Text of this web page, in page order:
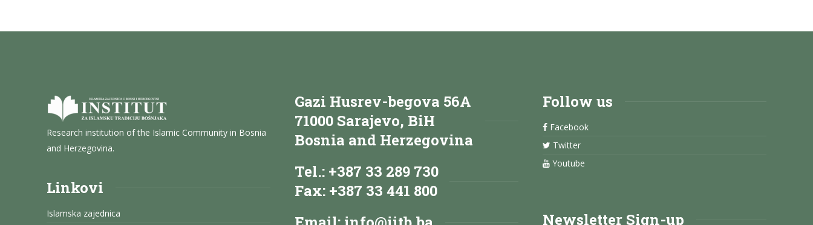
Research institution of the Islamic Community in Bosnia
and Herzegovina.
Linkovi
Islamska zajednica
Gazi Husrev-begova 56A
71000 Sarajevo, BiH
Bosnia and Herzegovina
Tel.: +387 33 289 730
Fax: +387 33 441 800
Follow us
Facebook
Twitter
Youtube
Newsletter Sign-up